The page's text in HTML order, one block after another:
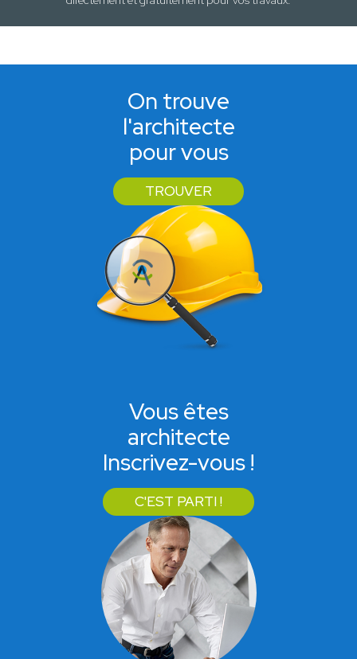
On trouve
l'architecte
pour vous
TROUVER
Vous êtes
architecte
Inscrivez-vous !
C'EST PARTI !